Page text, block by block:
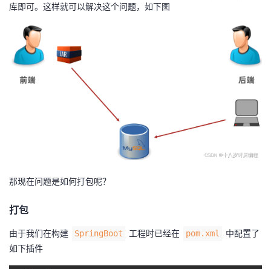
库即可。这样就可以解决这个问题，如下图
那现在问题是如何打包呢？
打包
由于我们在构建 SpringBoot 工程时已经在 pom.xml
中配置了
如下插件